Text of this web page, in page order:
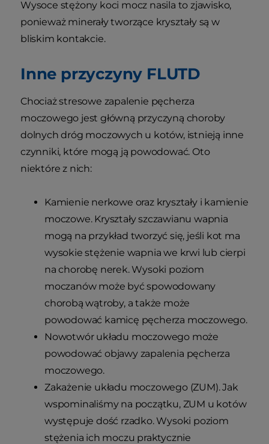
Wysoce stężony koci mocz nasila to zjawisko,
ponieważ minerały tworzące kryształy są w
bliskim kontakcie.
Inne przyczyny FLUTD
Chociaż stresowe zapalenie pęcherza
moczowego jest główną przyczyną choroby
dolnych dróg moczowych u kotów, istnieją inne
czynniki, które mogą ją powodować. Oto
niektóre z nich:
Kamienie nerkowe oraz kryształy i kamienie
moczowe. Kryształy szczawianu wapnia
mogą na przykład tworzyć się, jeśli kot ma
wysokie stężenie wapnia we krwi lub cierpi
na chorobę nerek. Wysoki poziom
moczanów może być spowodowany
chorobą wątroby, a także może
powodować kamicę pęcherza moczowego.
Nowotwór układu moczowego może
powodować objawy zapalenia pęcherza
moczowego.
Zakażenie układu moczowego (ZUM). Jak
wspominaliśmy na początku, ZUM u kotów
występuje dość rzadko. Wysoki poziom
stężenia ich moczu praktycznie